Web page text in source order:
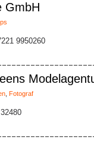
GmbH
9950260
Fotograf